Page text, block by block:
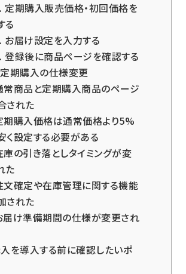
定期購入販売価格・初回価格を
る
届け設定を入力する
登録後に商品ページを確認する
期購入の仕様変更
常商品と定期購入商品のページ
された
期購入価格は通常価格より5%
く設定する必要がある
庫の引き落としタイミングが変
た
確定や在庫管理に関する機能
された
届け準備期間の仕様が変更され
を導入する前に確認したいポ